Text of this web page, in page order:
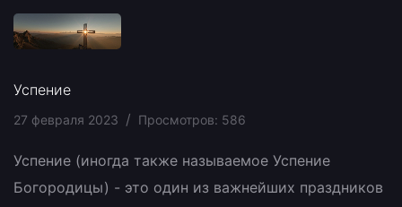
Успение
27 февраля 2023 Просмотров: 586
Успение (иногда также называемое Успение
Богородицы) - это один из важнейших праздников